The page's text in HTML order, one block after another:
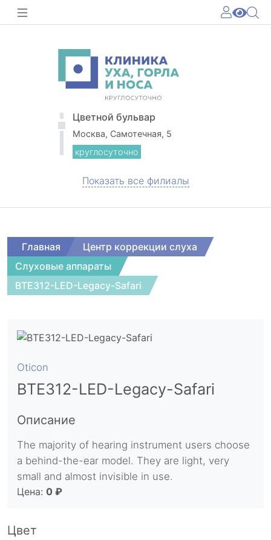
Цветной бульвар
Москва, Самотечная, 5
круглосуточно
Показать все филиалы
Главная
Центр коррекции слуха
Слуховые аппараты
BTE312-LED-Legacy-Safari
Oticon
BTE312-LED-Legacy-Safari
Описание
The majority of hearing instrument users choose
a behind-the-ear model. They are light, very
small and almost invisible in use.
Цена: 0 ₽
Цвет